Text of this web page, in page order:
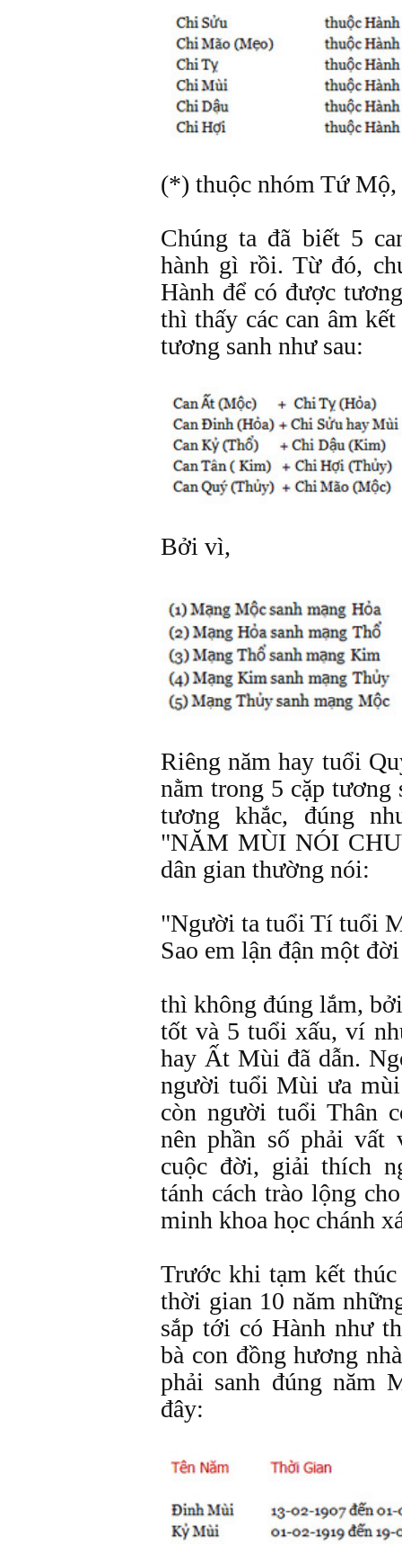
(*) thuộc nhóm Tứ Mộ,
Chúng ta đã biết 5
hành gì rồi. Từ đó,
Hành để có được
thì thấy các can âm
tương sanh như sau:
Bởi vì,
Riêng năm hay tuổi
nằm trong 5 cặp tương
tương khắc, đúng
"NĂM MÙI NÓI
dân gian thường nói:
"Người ta tuổi Tí tuổi
Sao em lận đận một
thì không đúng lắm,
tốt và 5 tuổi xấu, ví
hay Ất Mùi đã dẫn.
người tuổi Mùi ưa
còn người tuổi Thân
nên phần số phải vất
cuộc đời, giải thích
tánh cách trào lộng
minh khoa học chánh
Trước khi tạm kết
thời gian 10 năm
sắp tới có Hành như
bà con đồng hương
phải sanh đúng năm
đây: